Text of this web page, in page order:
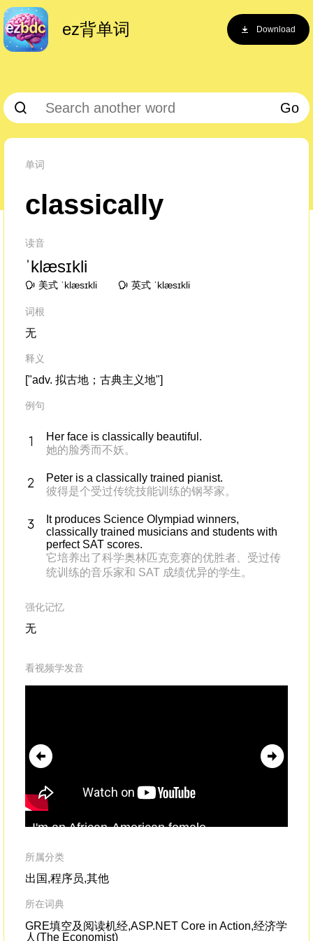
ez背单词 Download
Go
单词
classically
读音
ˈklæsɪkli
美式 ˈklæsɪkli 英式 ˈklæsɪkli
词根
无
释义
["adv. 拟古地；古典主义地"]
例句
Her face is classically beautiful.
她的脸秀而不妖。
Peter is a classically trained pianist.
彼得是个受过传统技能训练的钢琴家。
It produces Science Olympiad winners,
classically trained musicians and students with
perfect SAT scores.
它培养出了科学奥林匹克竞赛的优胜者、受过传
统训练的音乐家和 SAT 成绩优异的学生。
强化记忆
无
看视频学发音
I'm an African-American female
actorwho loves to wear makeup and read
fashion magazines,
所属分类
出国,程序员,其他
所在词典
GRE填空及阅读机经,ASP.NET Core in Action,经济学
人(The Economist)